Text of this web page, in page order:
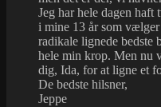
Jeg har hele dagen
i mine 13 år som
radikale lignede bedste
hele min krop. Men nu
dig, Ida, for at ligne et
De bedste hilsner,
Jeppe